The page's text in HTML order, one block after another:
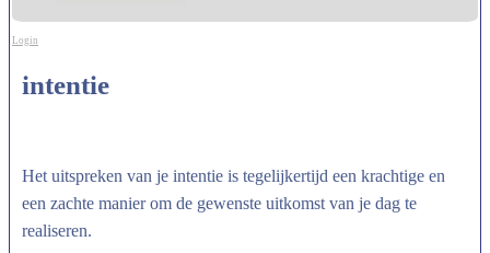
Login
intentie
Het uitspreken van je intentie is tegelijkertijd een krachtige en
een zachte manier om de gewenste uitkomst van je dag te
realiseren.